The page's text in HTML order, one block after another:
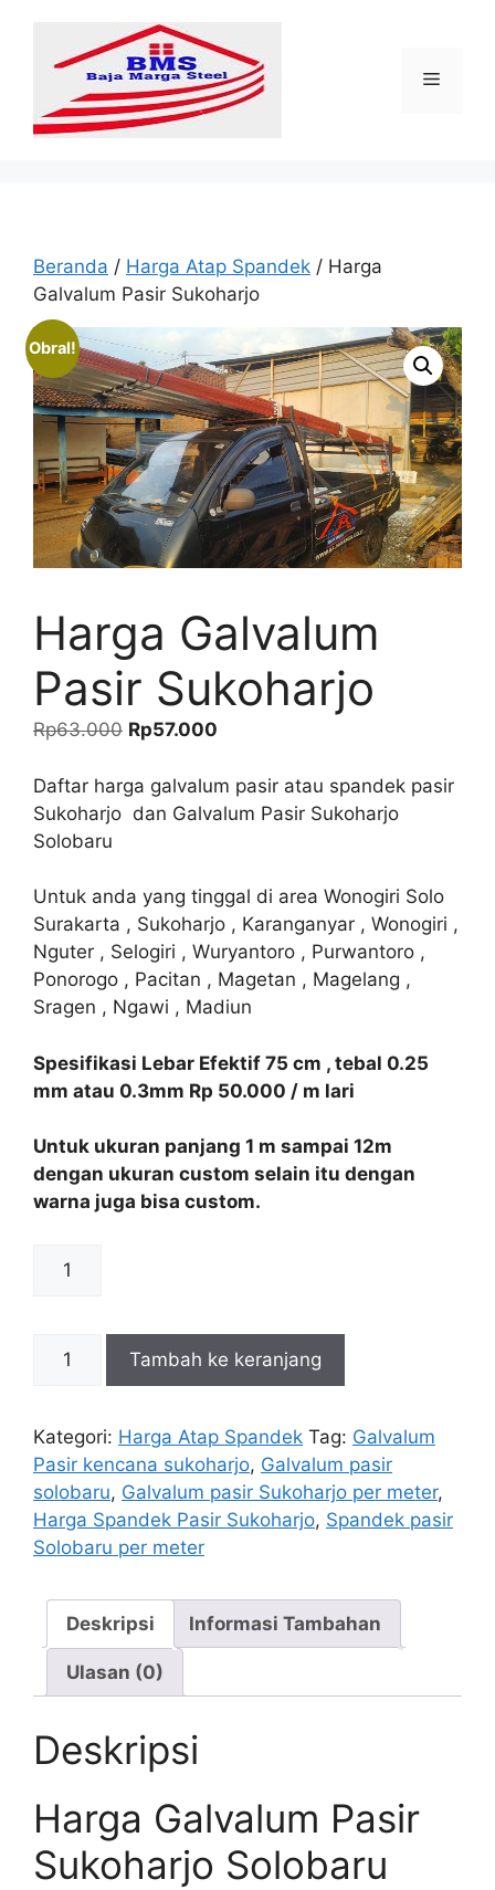
Menu
Beranda / Harga Atap Spandek / Harga
Galvalum Pasir Sukoharjo
Obral!
Harga Galvalum
Pasir Sukoharjo
Rp63.000 Harga
adalah:
Rp63.000.
Rp57.000
ini
adalah:
Daftar harga galvalum pasir atau spandek pasir
Sukoharjo dan Galvalum Pasir Sukoharjo
Solobaru
Untuk anda yang tinggal di area Wonogiri Solo
Surakarta , Sukoharjo , Karanganyar , Wonogiri ,
Nguter , Selogiri , Wuryantoro , Purwantoro ,
Ponorogo , Pacitan , Magetan , Magelang ,
Sragen , Ngawi , Madiun
Spesifikasi Lebar Efektif 75 cm , tebal 0.25
mm atau 0.3mm Rp 50.000 / m lari
Untuk ukuran panjang 1 m sampai 12m
dengan ukuran custom selain itu dengan
warna juga bisa custom.
Galvalum
quantity
Harga
Pasir
Sukoharjo
Tambah ke keranjang
Kategori: Harga Atap Spandek Tag: Galvalum
Pasir kencana sukoharjo, Galvalum pasir
solobaru, Galvalum pasir Sukoharjo per meter,
Harga Spandek Pasir Sukoharjo, Spandek pasir
Solobaru per meter
Deskripsi Informasi Tambahan
Ulasan (0)
Deskripsi
Harga Galvalum Pasir
Sukoharjo Solobaru